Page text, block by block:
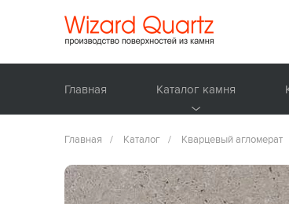
Главная Каталог камня
Главная / Каталог / Кварцевый агломерат